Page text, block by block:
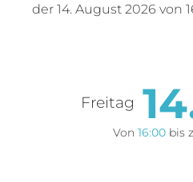
der 14. August 2026 von
Freitag
Von 16:00 bis